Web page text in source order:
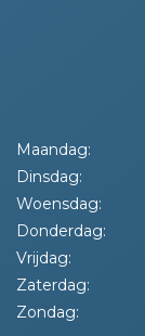
Maandag:
Dinsdag:
Woensdag:
Donderdag:
Vrijdag:
Zaterdag:
Zondag: